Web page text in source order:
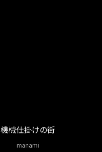
機械仕掛けの街
manami